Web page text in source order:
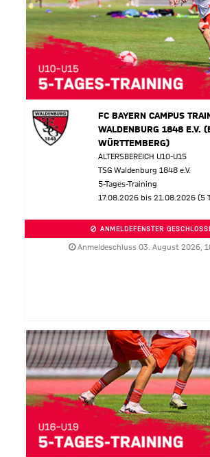
FC BAYERN CAMPUS
WALDENBURG 1848 E.V.
WÜRTTEMBERG)
ALTERSBEREICH U10-U15
TSG Waldenburg 1848 e.V.
5-Tages-Training
17.08.2026 bis 21.08.2026 (5
ANMELDEFENSTER
Anmeldeschluss 03. August 2026,